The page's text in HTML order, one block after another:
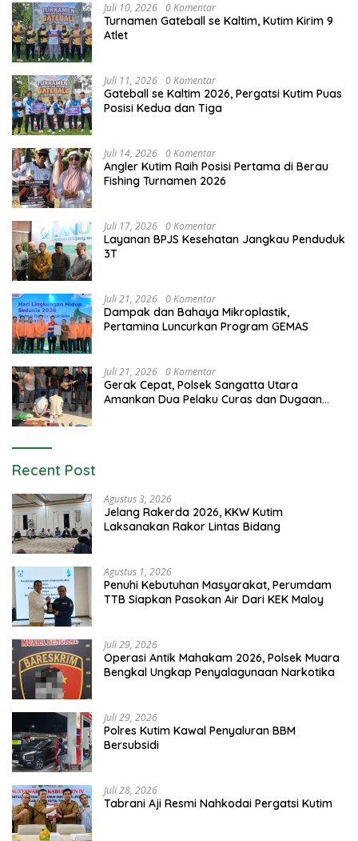
Juli 10, 2026 0 Komentar
Turnamen Gateball se Kaltim, Kutim Kirim 9
Atlet
Juli 11, 2026 0 Komentar
Gateball se Kaltim 2026, Pergatsi Kutim Puas
Posisi Kedua dan Tiga
Juli 14, 2026 0 Komentar
Angler Kutim Raih Posisi Pertama di Berau
Fishing Turnamen 2026
Juli 17, 2026 0 Komentar
Layanan BPJS Kesehatan Jangkau Penduduk
3T
Juli 21, 2026 0 Komentar
Dampak dan Bahaya Mikroplastik,
Pertamina Luncurkan Program GEMAS
Juli 21, 2026 0 Komentar
Gerak Cepat, Polsek Sangatta Utara
Amankan Dua Pelaku Curas dan Dugaan
Recent Post
Agustus 3, 2026
Jelang Rakerda 2026, KKW Kutim
Laksanakan Rakor Lintas Bidang
Agustus 1, 2026
Penuhi Kebutuhan Masyarakat, Perumdam
TTB Siapkan Pasokan Air Dari KEK Maloy
Juli 29, 2026
Operasi Antik Mahakam 2026, Polsek Muara
Bengkal Ungkap Penyalagunaan Narkotika
Juli 29, 2026
Polres Kutim Kawal Penyaluran BBM
Bersubsidi
Juli 28, 2026
Tabrani Aji Resmi Nahkodai Pergatsi Kutim